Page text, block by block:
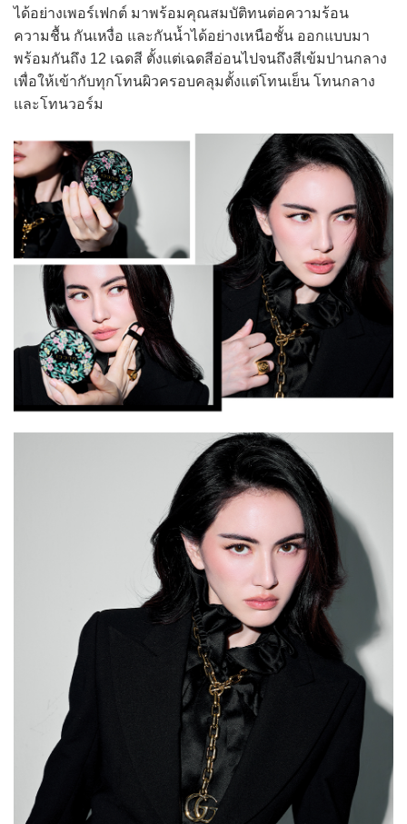
ได้อย่างเพอร์เฟกต์ มาพร้อมคุณสมบัติทนต่อความร้อน
ความชื้น กันเหงื่อ และกันน้ำได้อย่างเหนือชั้น ออกแบบมา
พร้อมกันถึง 12 เฉดสี ตั้งแต่เฉดสีอ่อนไปจนถึงสีเข้มปานกลาง
เพื่อให้เข้ากับทุกโทนผิวครอบคลุมตั้งแต่โทนเย็น โทนกลาง
และโทนวอร์ม